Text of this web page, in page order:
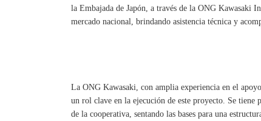
la Embajada de Japón, a través de la ONG Kawasaki
mercado nacional, brindando asistencia técnica y
La ONG Kawasaki, con amplia experiencia en el
un rol clave en la ejecución de este proyecto. Se tiene
de la cooperativa, sentando las bases para una